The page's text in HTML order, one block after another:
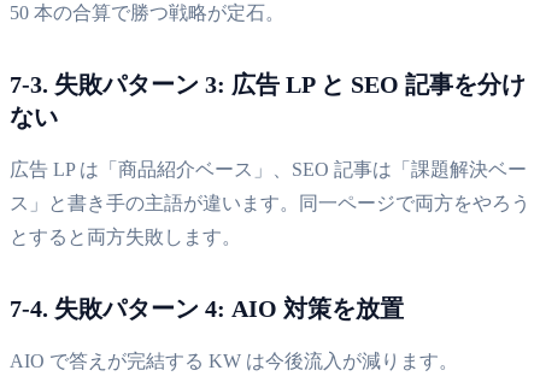
50 本の合算で勝つ戦略が定石。
7-3. 失敗パターン 3: 広告 LP と SEO 記事を分け
ない
広告 LP は「商品紹介ベース」、SEO 記事は「課題解決ベー
ス」と書き手の主語が違います。同一ページで両方をやろう
とすると両方失敗します。
7-4. 失敗パターン 4: AIO 対策を放置
AIO で答えが完結する KW は今後流入が減ります。